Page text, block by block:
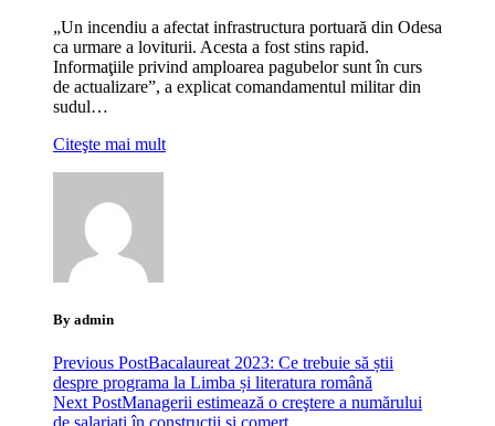
„Un incendiu a afectat infrastructura portuară din Odesa
ca urmare a loviturii. Acesta a fost stins rapid.
Informaţiile privind amploarea pagubelor sunt în curs
de actualizare”, a explicat comandamentul militar din
sudul…
Citeşte mai mult
By admin
Previous PostBacalaureat 2023: Ce trebuie să știi
despre programa la Limba și literatura română
Next PostManagerii estimează o creştere a numărului